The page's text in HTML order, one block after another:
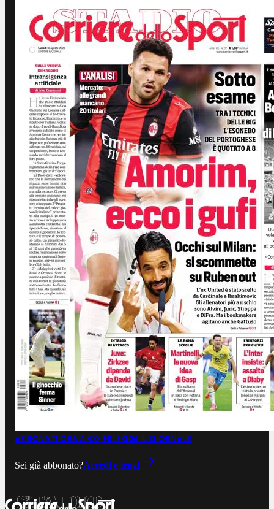
ABBONATI ORA A €0,99LEGGI IL GIORNALE
Sei già abbonato?Accedi e leggi